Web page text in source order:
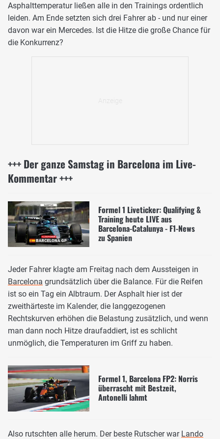
Asphalttemperatur ließen alle in den Trainings ordentlich
leiden. Am Ende setzten sich drei Fahrer ab - und nur einer
davon war ein Mercedes. Ist die Hitze die große Chance für
die Konkurrenz?
+++ Der ganze Samstag in Barcelona im Live-
Kommentar +++
Formel 1 Liveticker: Qualifying &
Training heute LIVE aus
Barcelona-Catalunya - F1-News
zu Spanien
Jeder Fahrer klagte am Freitag nach dem Aussteigen in
Barcelona grundsätzlich über die Balance. Für die Reifen
ist so ein Tag ein Albtraum. Der Asphalt hier ist der
zweithärteste im Kalender, die langgezogenen
Rechtskurven erhöhen die Belastung zusätzlich, und wenn
man dann noch Hitze draufaddiert, ist es schlicht
unmöglich, die Temperaturen im Griff zu haben.
Formel 1, Barcelona FP2: Norris
überrascht mit Bestzeit,
Antonelli lahmt
Also rutschten alle herum. Der beste Rutscher war Lando